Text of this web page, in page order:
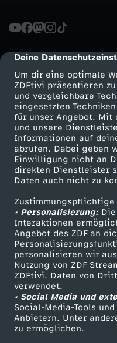
cmp-dialog-
Deine
Um dir eine optimale
ZDFtivi präsentieren
und vergleichbare
eingesetzten
für unser Angebot. Mit
und unsere
Informationen auf
abrufen. Dabei geben
Einwilligung nicht an
direkten Dienstleister
Daten auch nicht zu
• Personalisierung:Die
Interaktionen
Angebot des ZDF an
personalisieren wir
Nutzung von ZDF
ZDFtivi. Daten von
verwendet.
• Social Media und
Social-Media-Tools
Anbietern. Unter
zu ermöglichen.
e
n
i
m
S
p
o
r
t
:
K
a
Mehr ZDF
ZDF-Apps
Smart TV
ZDFtext
Livestreams
Sendungen A-Z
TV-Programm
ZDF Unternehmen
Karriere